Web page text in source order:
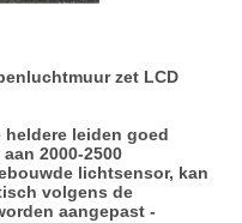
zet LCD
leiden goed
2000-2500
lichtsensor, kan
volgens de
aangepast -